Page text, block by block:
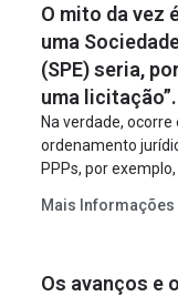
O mito da vez
uma
(SPE) seria,
uma licitação”.
Na verdade,
ordenamento
PPPs, por
empreendimento.
projeto a projeto.
Mais Informações
Os avanços e